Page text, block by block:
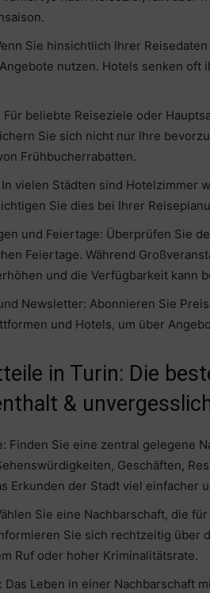
Sie hinsichtlich Ihrer
nutzen. Hotels senken oft
Für beliebte Reiseziele oder
Sie sich nicht nur Ihre
Frühbucherrabatten.
vielen Städten sind Hotelzimmer
Sie dies bei Ihrer
und Feiertage: Überprüfen Sie
Feiertage. Während
und die Verfügbarkeit kann
Newsletter: Abonnieren Sie
und Hotels, um über
in Turin: Die
&
Finden Sie eine zentral gelegene
Geschäften,
Erkunden der Stadt viel einfacher
Sie eine Nachbarschaft, die
Sie sich rechtzeitig über
Ruf oder hoher Kriminalitätsrate.
Das Leben in einer Nachbarschaft